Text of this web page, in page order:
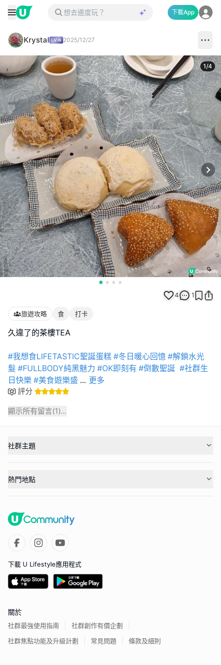
下載App
Krystal 2025/12/27
1/4
4 1
旅遊攻略 食 打卡
久違了的茶樓TEA
#我想食LIFETASTIC聖誕蛋糕 #冬日暖心回憶 #解鎖水光
髮 #FULLBODY純黑魅力 #OK即刻有 #倒數聖誕 #社群生
日快樂 #美食遊樂盛 ... 更多
評分
顯示所有留言(1)...
社群主題
熱門地點
下載 U Lifestyle應用程式
關於
社群最強使用指南
社群創作有價企劃
社群焦點功能及升級計劃
常見問題 條款及細則